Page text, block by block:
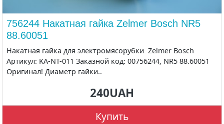
756244 Накатная гайка Zelmer Bosch NR5
88.60051
Накатная гайка для электромясорубки Zelmer Bosch
Артикул: KA-NT-011 Заказной код: 00756244, NR5 88.60051
Оригинал! Диаметр гайки..
240UAH
Купить